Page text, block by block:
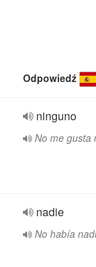
Odpowiedź
ninguno
No me gusta
nadie
No había